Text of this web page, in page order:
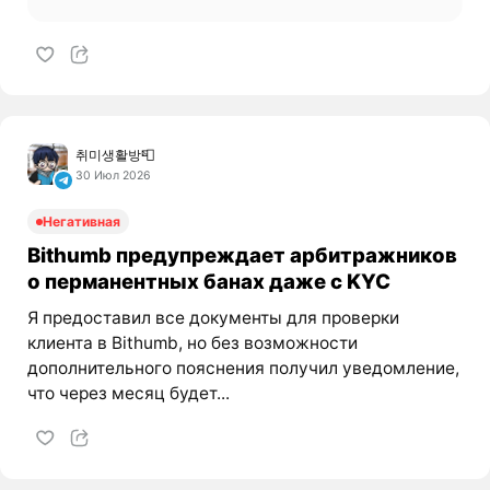
취미생활방📮
30 Июл 2026
Негативная
Bithumb предупреждает арбитражников
о перманентных банах даже с KYC
Я предоставил все документы для проверки
клиента в Bithumb, но без возможности
дополнительного пояснения получил уведомление,
что через месяц будет...